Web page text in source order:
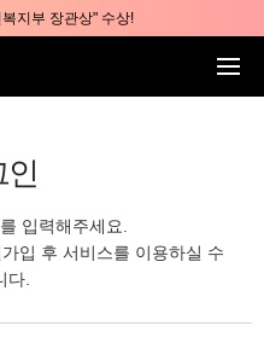
지부 장관상" 수상!
) 광복절 정상진료
인
입력해주세요.
입 후 서비스를 이용하실 수
다.